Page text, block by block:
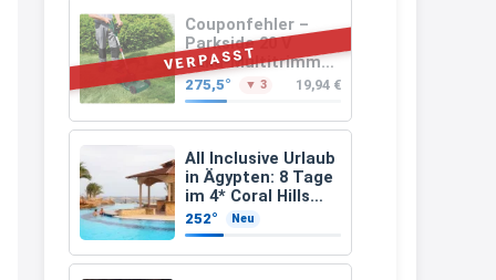
VERPASST
Couponfehler –
Parkside 20 V
Akku-Multitrimmer
PAMT 20-Li A1
(ohne Akku und
Ladegerät)
275,5° ▼ 3 19,94 €
All Inclusive Urlaub
in Ägypten: 8 Tage
im 4* Coral Hills
Resort Marsa Alam
inkl. Flüge ab 299 €
p.P.
252° Neu
müsste schon stornieren und
nochmal bestellen, da man
Rabattcodes oder auch
Geschenkgutscheine im
Warenkorb oder an der Kasse
VOR dem Kauf einlösen kann.
17:06
↩